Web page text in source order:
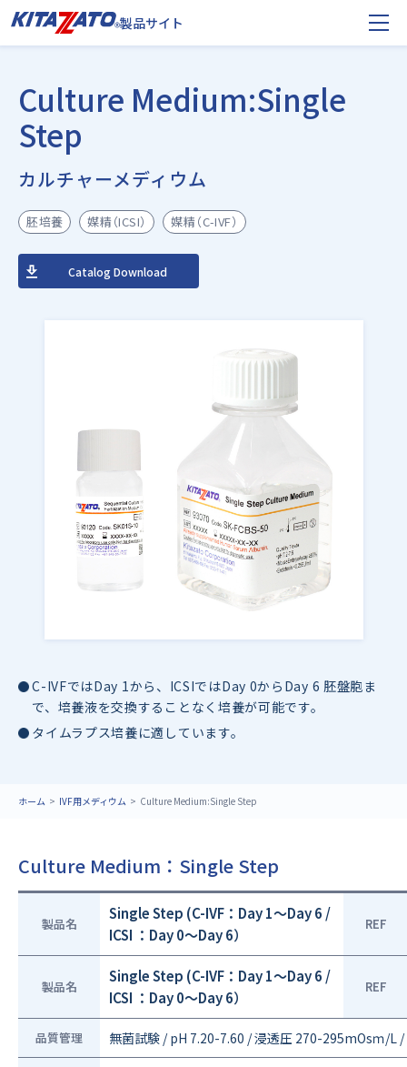
製品サイト
Culture Medium:Single
Step
カルチャーメディウム
胚培養 媒精（ICSI） 媒精（C-IVF）
Catalog Download
C-IVFではDay 1から、ICSIではDay 0からDay 6 胚盤胞ま
で、培養液を交換することなく培養が可能です。
タイムラプス培養に適しています。
ホーム IVF用メディウム Culture Medium:Single Step
Culture Medium：Single Step
製品名
Single Step (C-IVF：Day 1～Day 6 /
ICSI ：Day 0～Day 6）
REF
製品名
Single Step (C-IVF：Day 1～Day 6 /
ICSI ：Day 0～Day 6）
REF
品質管理 無菌試験 / pH 7.20-7.60 / 浸透圧 270-295mOsｍ/